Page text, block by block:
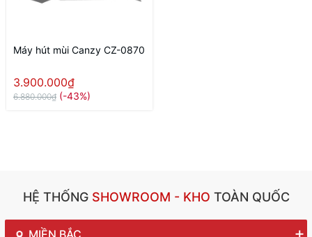
Máy hút mùi Canzy CZ-0870
3.900.000₫
6.880.000₫ (-43%)
HỆ THỐNGSHOWROOM - KHO TOÀN QUỐC
MIỀN BẮC